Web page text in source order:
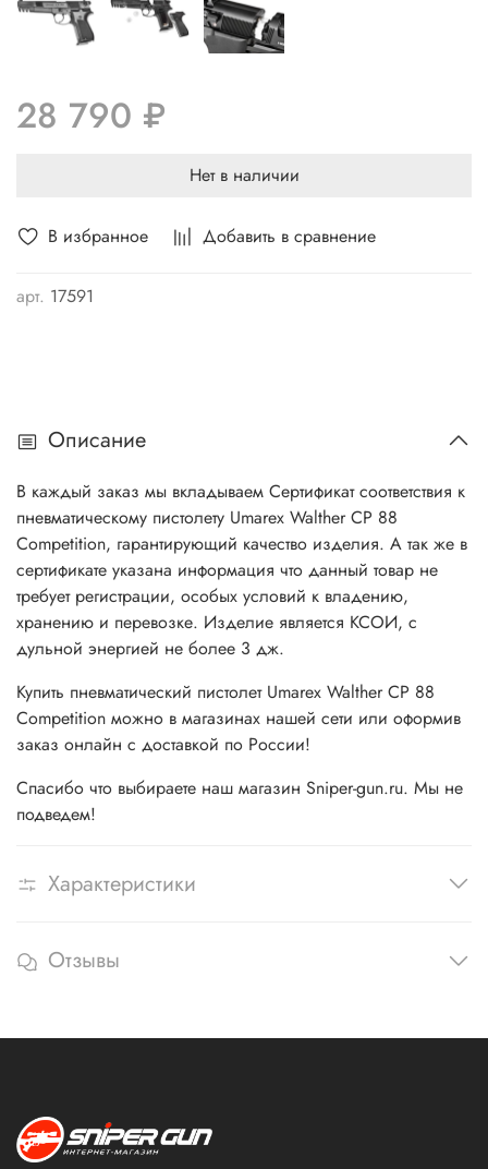
В избранное Добавить в сравнение
арт. 17591
28 790 ₽
Нет в наличии
Описание
В каждый заказ мы вкладываем Сертификат соответствия к
пневматическому пистолету Umarex Walther СР 88
Competition, гарантирующий качество изделия. А так же в
сертификате указана информация что данный товар не
требует регистрации, особых условий к владению,
хранению и перевозке. Изделие является КСОИ, с
дульной энергией не более 3 дж.
Купить пневматический пистолет Umarex Walther СР 88
Competition можно в магазинах нашей сети или оформив
заказ онлайн с доставкой по России!
Спасибо что выбираете наш магазин Sniper-gun.ru. Мы не
подведем!
Характеристики
Отзывы